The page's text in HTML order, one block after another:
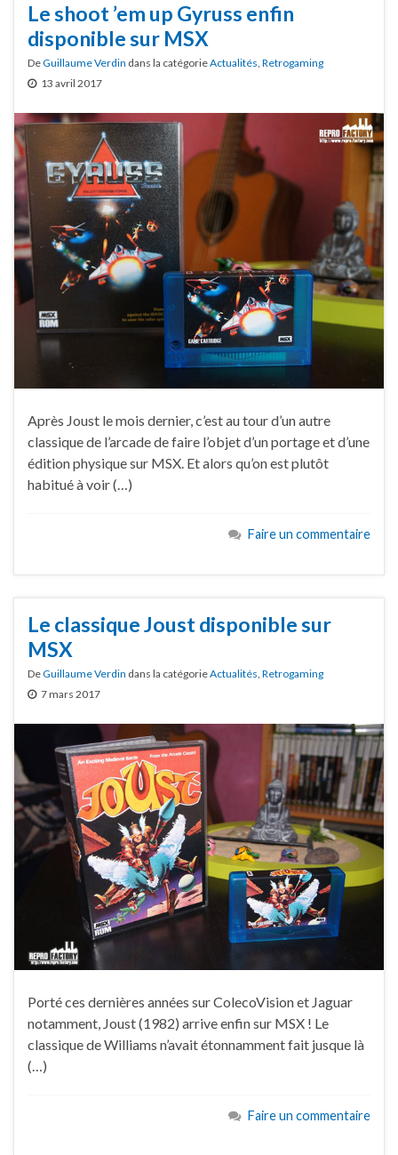
Le shoot ’em up Gyruss enfin
disponible sur MSX
DeGuillaume Verdin dans la catégorieActualités, Retrogaming
13 avril 2017
Après Joust le mois dernier, c’est au tour d’un autre
classique de l’arcade de faire l’objet d’un portage et d’une
édition physique sur MSX. Et alors qu’on est plutôt
habitué à voir (…)
Faire un commentaire
Le classique Joust disponible sur
MSX
DeGuillaume Verdin dans la catégorieActualités Retrogaming
7 mars 2017
Porté ces dernières années sur ColecoVision et Jaguar
notamment, Joust (1982) arrive enfin sur MSX ! Le
classique de Williams n’avait étonnamment fait jusque là
(…)
Faire un commentaire